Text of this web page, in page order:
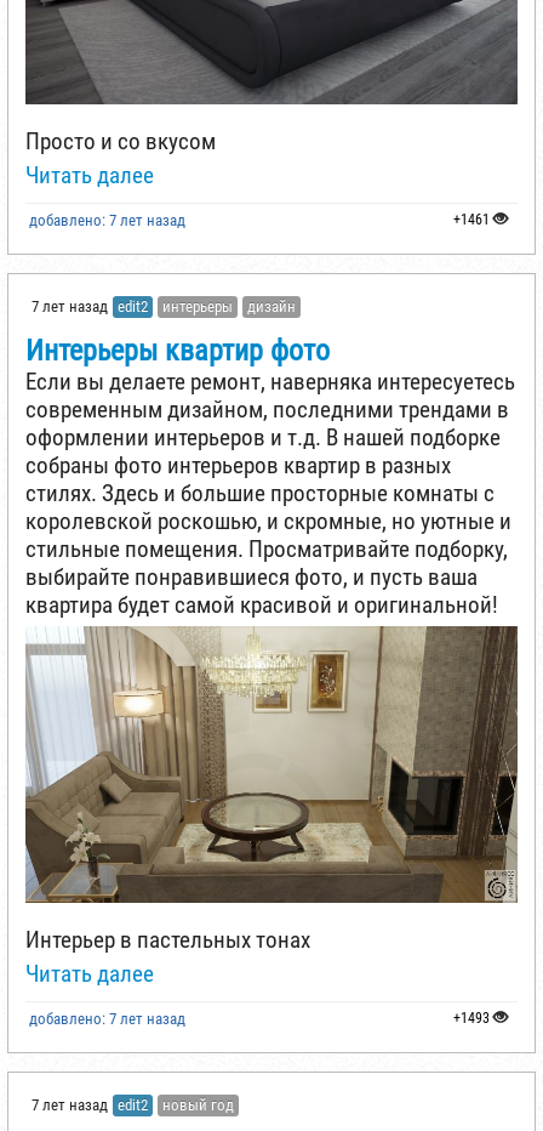
Просто и со вкусом
Читать далее
добавлено: 7 лет назад +1461
7 лет назад edit2 интерьеры дизайн
Интерьеры квартир фото
Если вы делаете ремонт, наверняка интересуетесь
современным дизайном, последними трендами в
оформлении интерьеров и т.д. В нашей подборке
собраны фото интерьеров квартир в разных
стилях. Здесь и большие просторные комнаты с
королевской роскошью, и скромные, но уютные и
стильные помещения. Просматривайте подборку,
выбирайте понравившиеся фото, и пусть ваша
квартира будет самой красивой и оригинальной!
Интерьер в пастельных тонах
Читать далее
добавлено: 7 лет назад +1493
7 лет назад edit2 новый год